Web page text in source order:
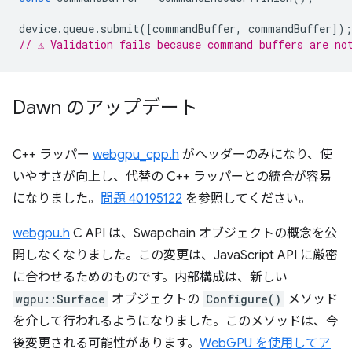
device.queue. submit([commandBuffer, commandBuffer]);
// ⚠️ Validation fails because command buffers are
Dawn のアップデート
C++ ラッパー webgpu_cpp.h がヘッダーのみになり、使
いやすさが向上し、代替の C++ ラッパーとの統合が容易
になりました。 問題 40195122 を参照してください。
webgpu.h C API は、Swapchain オブジェクトの概念を公
開しなくなりました。この変更は、JavaScript API に厳密
に合わせるためのものです。内部構成は、新しい
wgpu::Surface オブジェクトの Configure()
メソッド
を介して行われるようになりました。このメソッドは、今
後変更される可能性があります。 WebGPU を使用してア